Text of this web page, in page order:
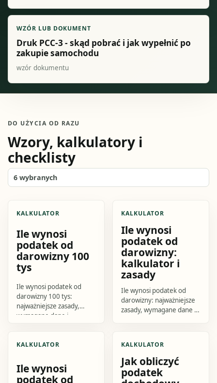
WZÓR LUB DOKUMENT
Druk PCC-3 - skąd pobrać i jak wypełnić po
zakupie samochodu
wzór dokumentu
DO UŻYCIA OD RAZU
Wzory, kalkulatory i
checklisty
6 wybranych
KALKULATOR
Ile wynosi
podatek od
darowizny 100
tys
Ile wynosi podatek od
darowizny 100 tys:
najważniejsze zasady,
wymagane dane i
się do działania i czego
KALKULATOR
Ile wynosi
podatek od
darowizny:
kalkulator i
zasady
Ile wynosi podatek od
darowizny: najważniejsze
zasady, wymagane dane i
uniknąć.
KALKULATOR
Ile wynosi
podatek od
KALKULATOR
Jak obliczyć
podatek